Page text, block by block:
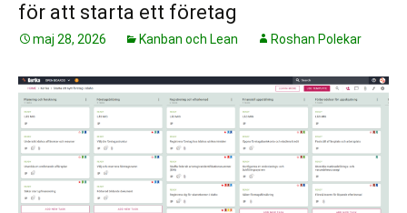
för att starta ett företag
maj 28, 2026 Kanban och Lean Roshan Polekar